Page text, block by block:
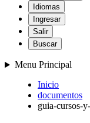
Idiomas
Ingresar
Salir
Buscar
Menu Principal
Inicio
documentos
guia-cursos-